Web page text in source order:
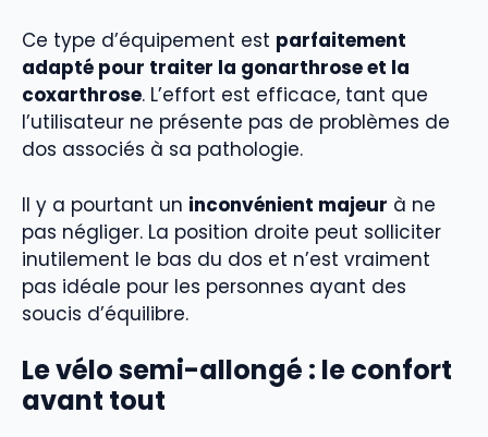
Ce type d’équipement est parfaitement
adapté pour traiter la gonarthrose et la
coxarthrose. L’effort est efficace, tant que
l’utilisateur ne présente pas de problèmes de
dos associés à sa pathologie.
Il y a pourtant un inconvénient majeur à ne
pas négliger. La position droite peut solliciter
inutilement le bas du dos et n’est vraiment
pas idéale pour les personnes ayant des
soucis d’équilibre.
Le vélo semi-allongé : le confort
avant tout